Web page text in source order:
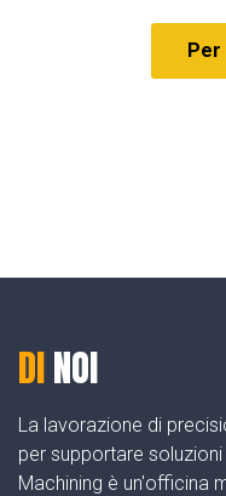
DINOI
La lavorazione di
per supportare
Machining è un'officina